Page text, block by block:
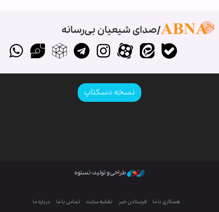
صدای شیعیان بی‌رسانه
نسخه دسکتاپ
طراحی و تولید: نستوه
همکاری با ما فرستادن خبر نقشه سایت تماس با ما درباره ما